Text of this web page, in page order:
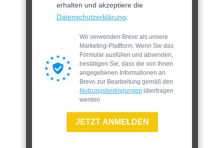
erhalten und akzeptiere die
Datenschutzerklärung
Wir verwenden Brevo als unsere
Marketing-Plattform. Wenn Sie das
Formular ausfüllen und absenden,
bestätigen Sie, dass die von Ihnen
angegebenen Informationen an
Brevo zur Bearbeitung gemäß den
Nutzungsbedingungen übertragen
werden
JETZT ANMELDEN